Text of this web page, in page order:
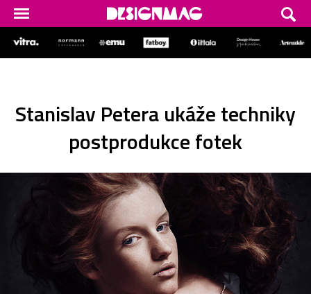
Stanislav Petera ukáže techniky
postprodukce fotek